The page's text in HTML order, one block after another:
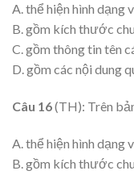
A. thể hiện hình dạng
B. gồm kích thước
C. gồm thông tin tên
D. gồm các nội dung
Câu 16(TH): Trên
A. thể hiện hình dạng
B. gồm kích thước